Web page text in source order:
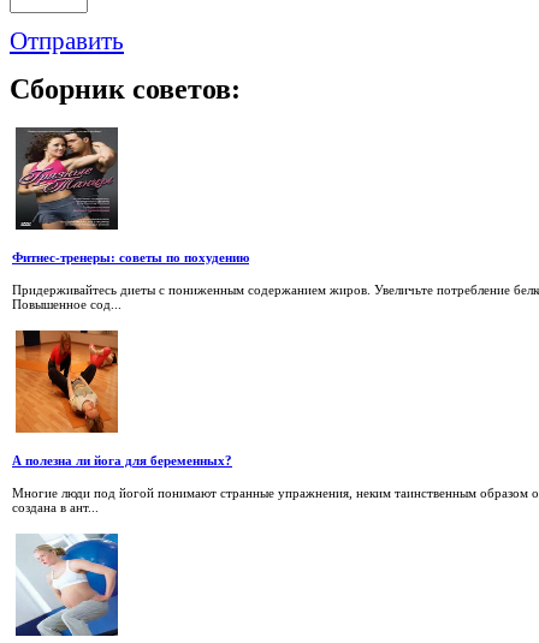
Отправить
Сборник советов:
Фитнес-тренеры: советы по похудению
Придерживайтесь диеты с пониженным содержанием жиров. Увеличьте потребление
Повышенное сод...
А полезна ли йога для беременных?
Многие люди под йогой понимают странные упражнения, неким таинственным
создана в ант...